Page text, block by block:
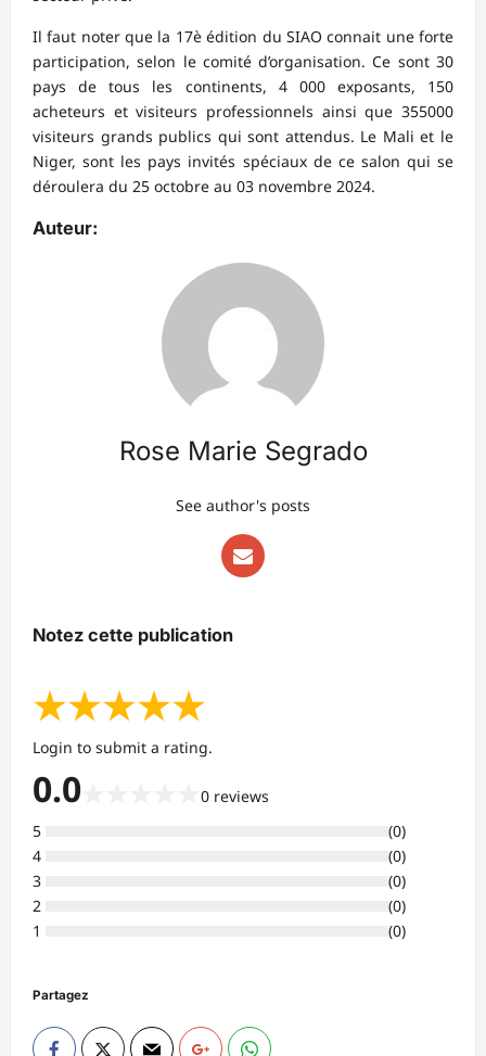
Il faut noter que la 17è édition du SIAO connait une forte
participation, selon le comité d’organisation. Ce sont 30
pays de tous les continents, 4 000 exposants, 150
acheteurs et visiteurs professionnels ainsi que 355000
visiteurs grands publics qui sont attendus. Le Mali et le
Niger, sont les pays invités spéciaux de ce salon qui se
déroulera du 25 octobre au 03 novembre 2024.
Auteur:
Rose Marie Segrado
See author's posts
Notez cette publication
★★★★★
Login to submit a rating.
0.0 0 reviews
5
(0)
4
(0)
3
(0)
2
(0)
1
(0)
Partagez